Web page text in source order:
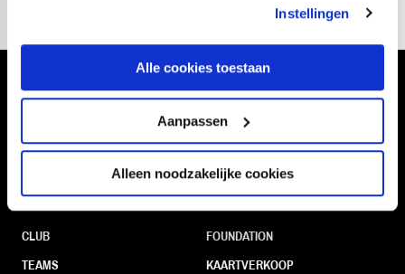
Instellingen
Alle cookies toestaan
Aanpassen
Alleen noodzakelijke cookies
Volg ons ook via
Navigeer naar
CLUB
TEAMS
FOUNDATION
KAARTVERKOOP